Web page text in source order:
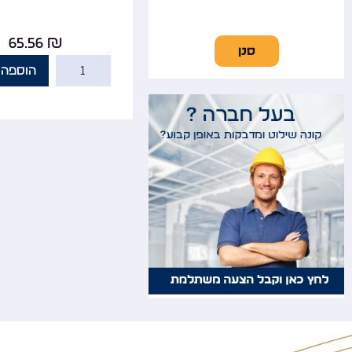
סנן 65.56 ₪